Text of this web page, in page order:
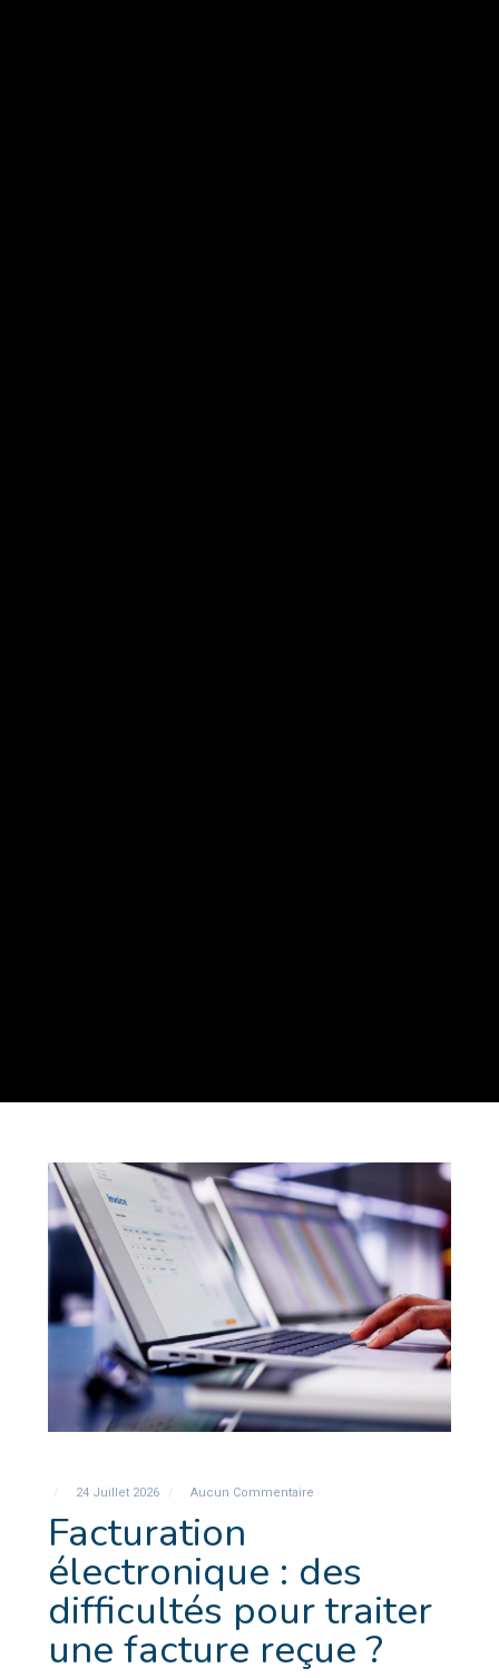
24 Juillet 2026 Aucun Commentaire
Facturation
électronique : des
difficultés pour traiter
une facture reçue ?